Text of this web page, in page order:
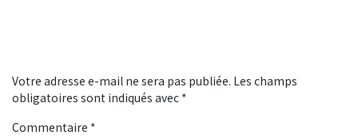
Votre adresse e-mail ne sera pas publiée. Les champs
obligatoires sont indiqués avec *
Commentaire *